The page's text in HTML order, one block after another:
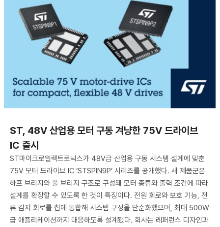
ST, 48V 산업용 모터 구동 겨냥한 75V 드라이브
IC 출시
ST마이크로일렉트로닉스가 48V급 산업용 구동 시스템 설계에 맞춘
75V 모터 드라이브 IC ‘STSPIN9P’ 시리즈를 공개했다. 새 제품군은
하프 브리지와 풀 브리지 구조로 구성돼 모터 종류와 출력 조건에 따라
설계를 확장할 수 있도록 한 것이 특징이다. 전원 회로와 보호 기능, 전
류 감지 회로를 칩에 통합해 시스템 구성을 단순화했으며, 최대 500W
급 애플리케이션까지 대응하도록 설계됐다. 회사는 레퍼런스 디자인과